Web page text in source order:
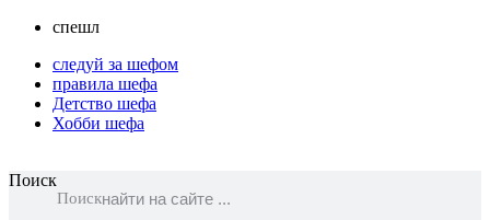
спешл
следуй за шефом
правила шефа
Детство шефа
Хобби шефа
Поиск
Поиск